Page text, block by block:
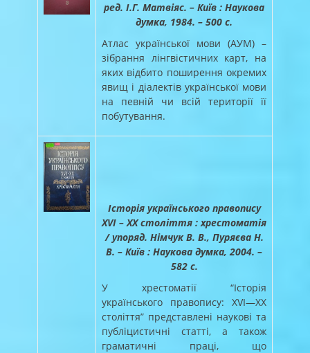
ред. І.Г. Матвіяс. – Київ : Наукова
думка, 1984. – 500 с.
Атлас української мови (АУМ) –
зібрання лінгвістичних карт, на
яких відбито поширення окремих
явищ і діалектів української мови
на певній чи всій території її
побутування.
Історія українського правопису
ХVI – XX століття : хрестоматія
/ упоряд. Німчук В. В., Пуряєва Н.
В. – Київ : Наукова думка, 2004. –
582 с.
У хрестоматії “Історія
українського правопису: XVI—XX
століття” представлені наукові та
публіцистичні статті, а також
граматичні праці, що